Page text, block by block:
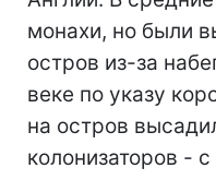
монахи, но были
остров из-за
веке по указу
на остров
колонизаторов -